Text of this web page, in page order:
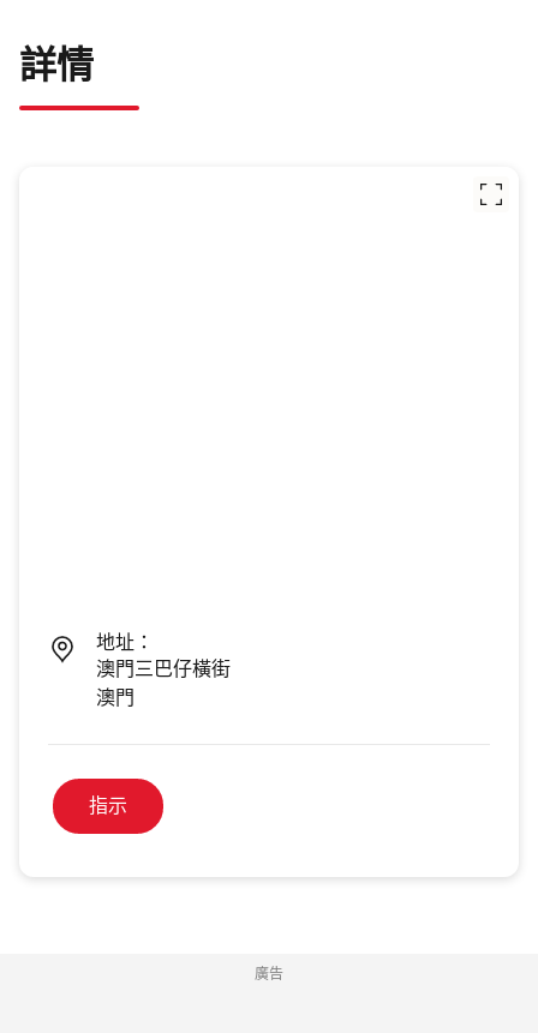
詳情
地址：
澳門三巴仔橫街
澳門
指示
廣告